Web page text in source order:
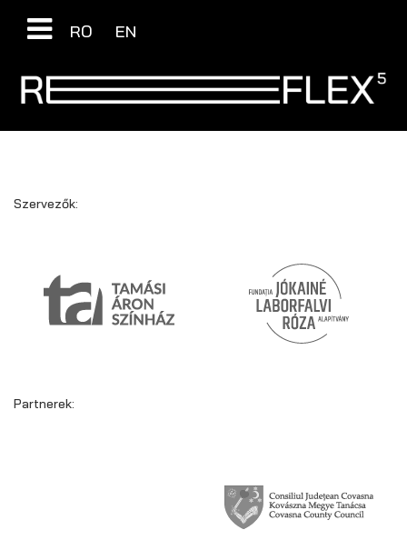
RO EN
Szervezők:
Partnerek: